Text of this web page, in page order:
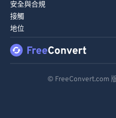
安全與合規
接觸
地位
© FreeConvert.com